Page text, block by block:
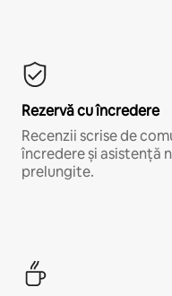
Rezervă cu încredere
Recenzii scrise de
încredere și asistență
prelungite.